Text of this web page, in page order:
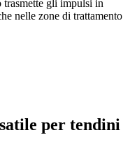
gli impulsi in
nelle zone di trattamento
per tendini